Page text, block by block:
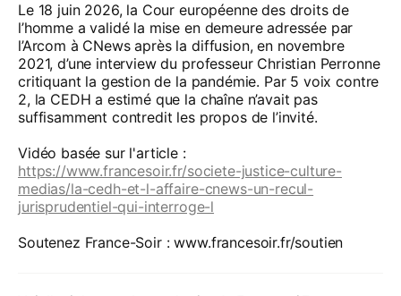
Le 18 juin 2026, la Cour européenne des droits de
l’homme a validé la mise en demeure adressée par
l’Arcom à CNews après la diffusion, en novembre
2021, d’une interview du professeur Christian Perronne
critiquant la gestion de la pandémie. Par 5 voix contre
2, la CEDH a estimé que la chaîne n’avait pas
suffisamment contredit les propos de l’invité.
Vidéo basée sur l'article :
https://www.francesoir.fr/societe-justice-culture-
medias/la-cedh-et-l-affaire-cnews-un-recul-
jurisprudentiel-qui-interroge-l
Soutenez France-Soir : www.francesoir.fr/soutien